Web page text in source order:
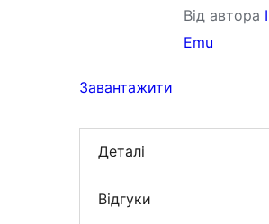
Від автора
Emu
Завантажити
Деталі
Відгуки